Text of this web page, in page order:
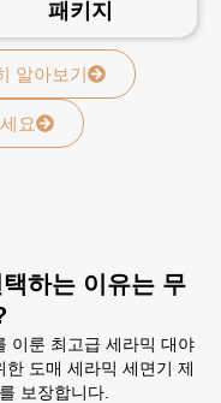
패키지
알아보기
요
하는 이유는 무
이룬 최고급 세라믹 대야
도매 세라믹 세면기 제
보장합니다.